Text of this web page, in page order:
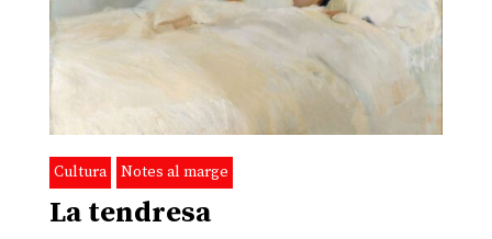
Cultura Notes al marge
La tendresa